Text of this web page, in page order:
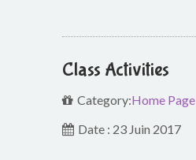
Class Activities
Category:Home Page
Date : 23 Juin 2017